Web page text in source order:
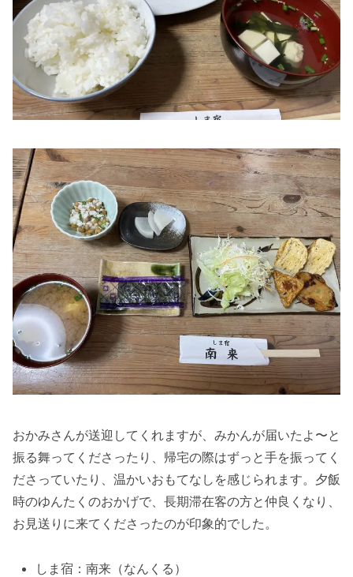
おかみさんが送迎してくれますが、みかんが届いたよ〜と
振る舞ってくださったり、帰宅の際はずっと手を振ってく
ださっていたり、温かいおもてなしを感じられます。夕飯
時のゆんたくのおかげで、長期滞在客の方と仲良くなり、
お見送りに来てくださったのが印象的でした。
しま宿：南来（なんくる）